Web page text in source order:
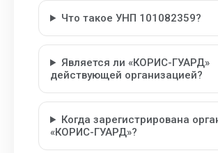
Что такое УНП 101082359?
Является ли «КОРИС-ГУАРД»
действующей организацией?
Когда зарегистрирована
«КОРИС-ГУАРД»?